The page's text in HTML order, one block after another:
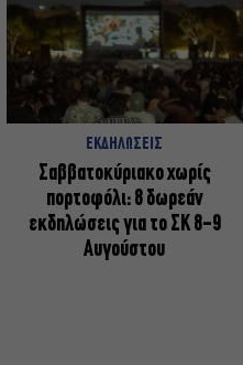
ΕΚΔΗΛΩΣΕΙΣ
Σαββατοκύριακο χωρίς
πορτοφόλι: 8 δωρεάν
εκδηλώσεις για το ΣΚ 8-9
Αυγούστου